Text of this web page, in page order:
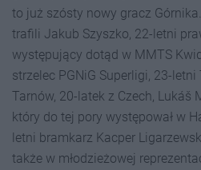
to już szósty nowy gracz
trafili Jakub Szyszko, 22-letni
występujący dotąd w MMTS
strzelec PGNiG Superligi, 23-
Tarnów, 20-latek z Czech, Lukáš
który do tej pory występował w
letni bramkarz Kacper
także w młodzieżowej